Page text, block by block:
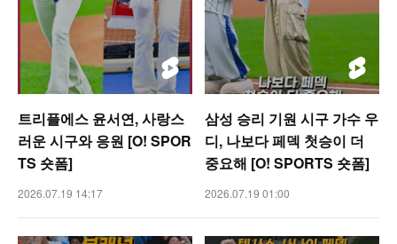
트리플에스 윤서연, 사랑스
러운 시구와 응원 [O! SPOR
TS 숏폼]
2026.07.19 14:17
삼성 승리 기원 시구 가수 우
디, 나보다 페덱 첫승이 더
중요해 [O! SPORTS 숏폼]
2026.07.19 01:00